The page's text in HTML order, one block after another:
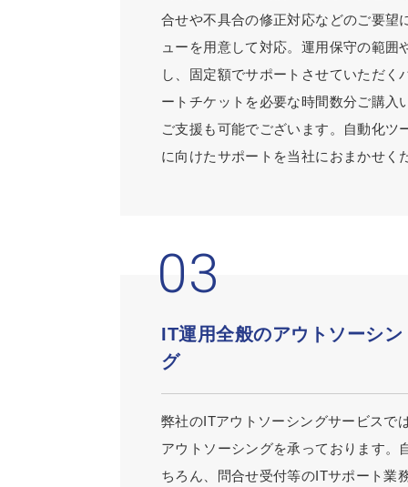
合せや不具合の修正対応などのご要望
ューを用意して対応。運用保守の範囲
し、固定額でサポートさせていただく
ートチケットを必要な時間数分ご購入
ご支援も可能でございます。自動化ツ
に向けたサポートを当社におまかせく
IT運用全般のアウトソーシン
グ
弊社のITアウトソーシングサービスで
アウトソーシングを承っております。
ちろん、問合せ受付等のITサポート業